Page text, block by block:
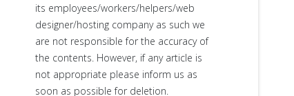
its employees/workers/helpers/web
designer/hosting company as such we
are not responsible for the accuracy of
the contents. However, if any article is
not appropriate please inform us as
soon as possible for deletion.